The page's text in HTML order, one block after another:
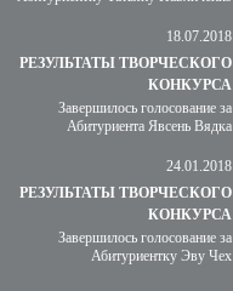
18.07.2018
РЕЗУЛЬТАТЫ ТВОРЧЕСКОГО
КОНКУРСА
Завершилось голосование за
Абитуриента Явсень Вядка
24.01.2018
РЕЗУЛЬТАТЫ ТВОРЧЕСКОГО
КОНКУРСА
Завершилось голосование за
Абитуриентку Эву Чех